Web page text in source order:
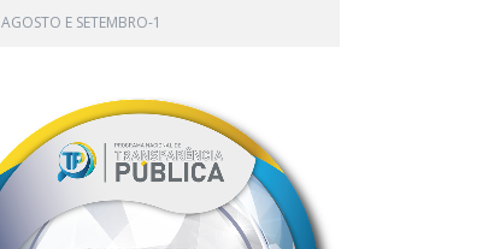
E SETEMBRO-1